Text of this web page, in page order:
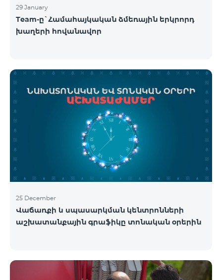
29 January
Team-ը`Համահայկական ձմեռային երկրորդ
խաղերի հովանավոր
25 December
Վաճառքի և սպասարկման կենտրոնների
աշխատանքային գրաֆիկը տոնական օրերին